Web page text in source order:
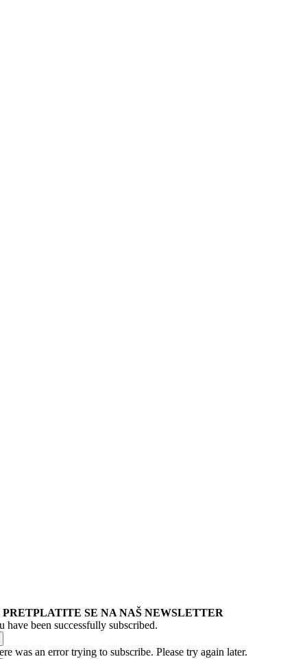
PRETPLATITE SE NA NAŠ NEWSLETTER
have been successfully subscribed.
was an error trying to subscribe. Please try again later.